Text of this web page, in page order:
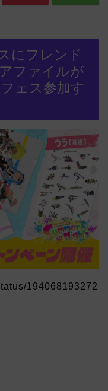
にフレンド
ファイルが
ェス参加す
194068193272